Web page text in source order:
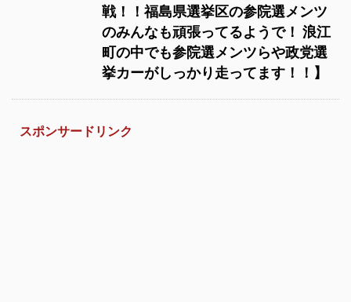
戦！！福島県選挙区の参院選メンツ
のみんなも頑張ってるようで！ 浪江
町の中でも参院選メンツらや政党選
挙カーがしっかり走ってます！！】
スポンサードリンク